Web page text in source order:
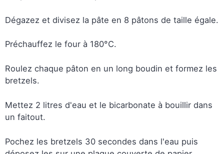
Dégazez et divisez la pâte en 8 pâtons de taille égale.
Préchauffez le four à 180°C.
Roulez chaque pâton en un long boudin et formez les
bretzels.
Mettez 2 litres d'eau et le bicarbonate à bouillir dans
un faitout.
Pochez les bretzels 30 secondes dans l'eau puis